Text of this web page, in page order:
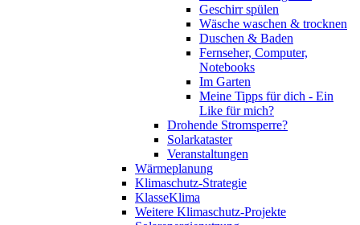
Geschirr spülen
Wäsche waschen & trocknen
Duschen & Baden
Fernseher, Computer,
Notebooks
Im Garten
Meine Tipps für dich - Ein
Like für mich?
Drohende Stromsperre?
Solarkataster
Veranstaltungen
Wärmeplanung
Klimaschutz-Strategie
KlasseKlima
Weitere Klimaschutz-Projekte